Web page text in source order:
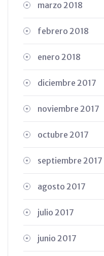
marzo 2018
febrero 2018
enero 2018
diciembre 2017
noviembre 2017
octubre 2017
septiembre 2017
agosto 2017
julio 2017
junio 2017